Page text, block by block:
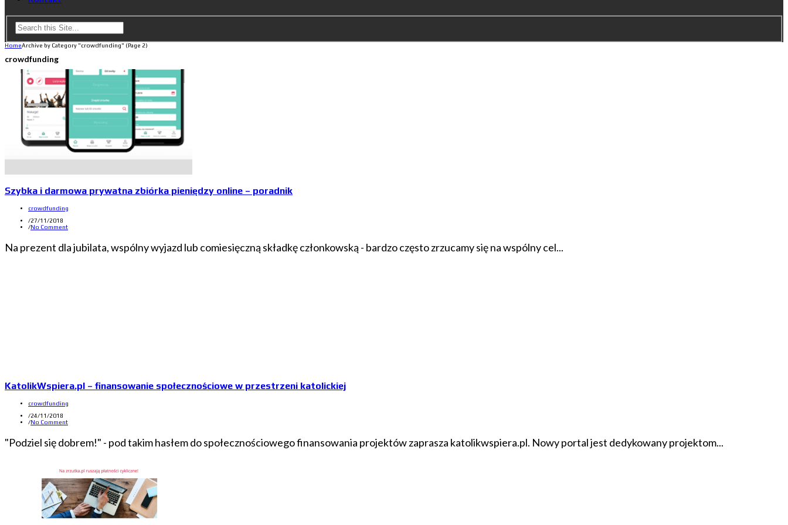
HomeArchive by Category "crowdfunding" (Page 2)
crowdfunding
Szybka i darmowa prywatna zbiórka pieniędzy online – poradnik
crowdfunding
/27/11/2018
/No Comment
Na prezent dla jubilata, wspólny wyjazd lub comiesięczną składkę członkowską - bardzo często zrzucamy się na wspólny cel...
KatolikWspiera.pl – finansowanie społecznościowe w przestrzeni katolickiej
crowdfunding
/24/11/2018
/No Comment
"Podziel się dobrem!" - pod takim hasłem do społecznościowego finansowania projektów zaprasza katolikwspiera.pl. Nowy portal jest dedykowany projektom...